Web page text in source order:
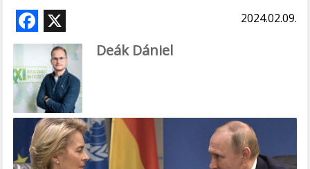
F
ac
e
b
o
o
k
2024.02.09.
Deák Dániel